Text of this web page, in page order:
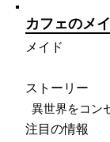
カフェのメ
メイド
ストーリー
異世界をコン
注目の情報